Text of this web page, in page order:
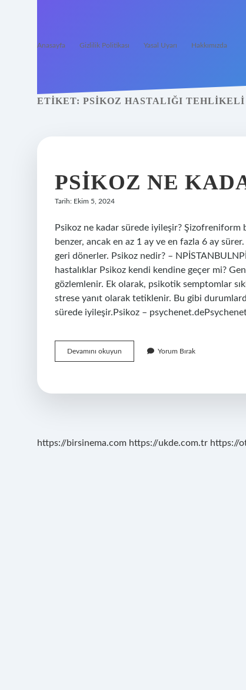
Anasayfa Gizlilik Politikası Yasal Uyarı Hakkımızda
ETIKET: PSIKOZ HASTALIĞI
PSIKOZ NE
Tarih: Ekim 5, 2024
Psikoz ne kadar sürede iyileşir?
benzer, ancak en az 1 ay ve en fazla 6 ay
geri dönerler. Psikoz nedir? –
hastalıklar Psikoz kendi kendine geçer mi?
gözlemlenir. Ek olarak, psikotik semptomlar
strese yanıt olarak tetiklenir. Bu gibi
sürede iyileşir.Psikoz – psychenet.dePsychenet
Devamını okuyun
Ne
Yorum Bırak
https://birsinema.com https://ukde.com.tr https://